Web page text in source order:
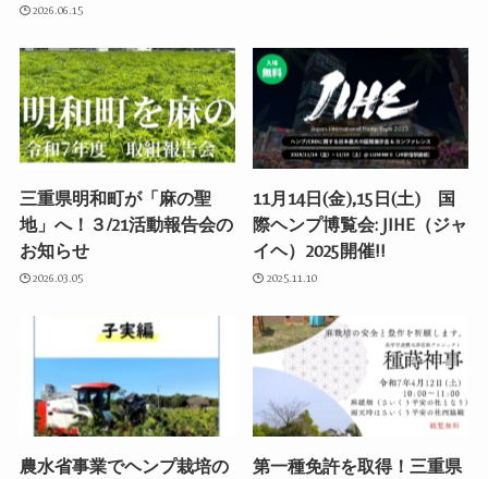
2026.06.15
三重県明和町が「麻の聖
地」へ！３/21活動報告会の
お知らせ
2026.03.05
11月14日(金),15日(土) 国
際ヘンプ博覧会: JIHE（ジャ
イヘ）2025開催!!
2025.11.10
農水省事業でヘンプ栽培の
第一種免許を取得！三重県